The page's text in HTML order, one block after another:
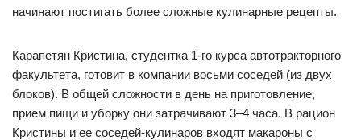
начинают постигать более сложные кулинарные рецепты.
Карапетян Кристина, студентка 1-го курса автотракторного
факультета, готовит в компании восьми соседей (из двух
блоков). В общей сложности в день на приготовление,
прием пищи и уборку они затрачивают 3–4 часа. В рацион
Кристины и ее соседей-кулинаров входят макароны с